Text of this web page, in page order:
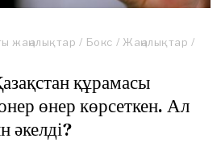
жаңалықтар / Бокс / Жаңалықтар /
құрамасы
өнер көрсеткен. Ал
әкелді?